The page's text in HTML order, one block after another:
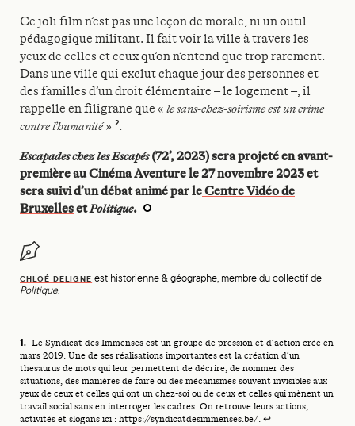
CHLOÉ DELIGNE est historienne & géographe, membre du collectif de
Politique.
Ce joli film n’est pas une leçon de morale, ni un outil
pédagogique militant. Il fait voir la ville à travers les
yeux de celles et ceux qu’on n’entend que trop rarement.
Dans une ville qui exclut chaque jour des personnes et
des familles d’un droit élémentaire – le logement –, il
rappelle en filigrane que « le sans-chez-soirisme est un crime
contre l’humanité» 2.
Escapades chez les Escapés(72’, 2023) sera projeté en avant-
première au Cinéma Aventure le 27 novembre 2023 et
sera suivi d’un débat animé par leCentre Vidéo de
BruxellesetPolitique.
Footnotes
Le Syndicat des Immenses est un groupe de pression et d’action créé en
mars 2019. Une de ses réalisations importantes est la création d’un
thesaurus de mots qui leur permettent de décrire, de nommer des
situations, des manières de faire ou des mécanismes souvent invisibles aux
yeux de ceux et celles qui ont un chez-soi ou de ceux et celles qui mènent un
travail social sans en interroger les cadres. On retrouve leurs actions,
activités et slogans ici : https://syndicatdesimmenses.be/. ↩